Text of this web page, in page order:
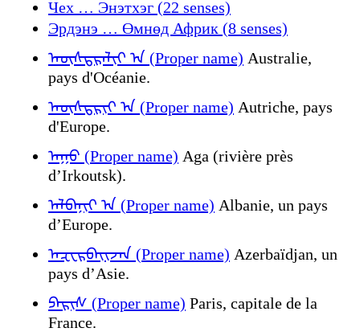
Чех … Энэтхэг (22 senses)
Эрдэнэ … Өмнөд Африк (8 senses)
ᠠᠦ᠋ᠰᠲᠷᠠᠯᠢᠶ ᠠ (Proper name) Australie,
pays d'Océanie.
ᠠᠦ᠋ᠰᠲᠷᠢᠶ ᠠ (Proper name) Autriche, pays
d'Europe.
ᠠᠭᠣ (Proper name) Aga (rivière près
d’Irkoutsk).
ᠠᠯᠪᠠᠨᠢᠶ ᠠ (Proper name) Albanie, un pays
d’Europe.
ᠠᠽᠧᠷᠪᠠᠶ᠋ᠢᠵᠠᠨ (Proper name) Azerbaïdjan, un
pays d’Asie.
ᠫᠠᠷᠢᠰ (Proper name) Paris, capitale de la
France.